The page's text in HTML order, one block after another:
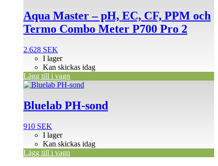
Aqua Master – pH, EC, CF, PPM och
Termo Combo Meter P700 Pro 2
2.628 SEK
I lager
Kan skickas idag
Lägg till i vagn
Bluelab PH-sond
910 SEK
I lager
Kan skickas idag
Lägg till i vagn